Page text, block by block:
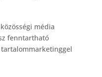
média
fenntartható